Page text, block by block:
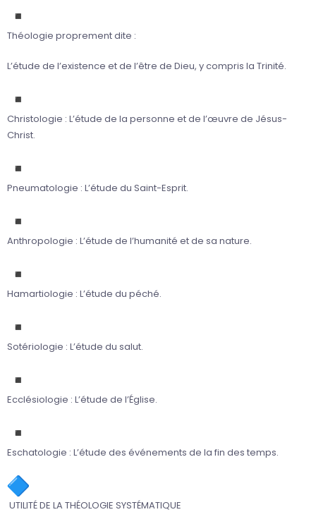
Théologie proprement dite :
L’étude de l’existence et de l’être de Dieu, y compris la Trinité.
Christologie : L’étude de la personne et de l’œuvre de Jésus-
Christ.
Pneumatologie : L’étude du Saint-Esprit.
Anthropologie : L’étude de l’humanité et de sa nature.
Hamartiologie : L’étude du péché.
Sotériologie : L’étude du salut.
Ecclésiologie : L’étude de l’Église.
Eschatologie : L’étude des événements de la fin des temps.
UTILITÉ DE LA THÉOLOGIE SYSTÉMATIQUE